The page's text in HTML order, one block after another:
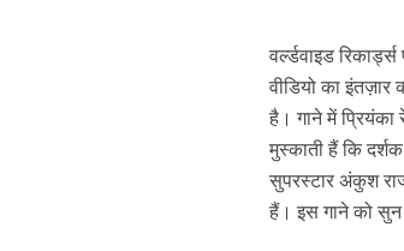
वर्ल्डवाइड
वीडियो का
है। गाने में
मुस्काती हैं कि
सुपरस्टार अंकुश
हैं। इस गाने को